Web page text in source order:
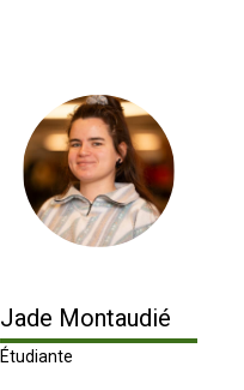
Jade Montaudié
Étudiante